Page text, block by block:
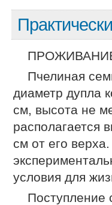
Пчелиная
диаметр дупла
см, высота не
располагается
см от его
условия для
Поступление